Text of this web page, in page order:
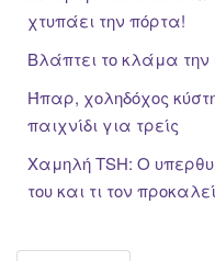
χτυπάει την πόρτα!
Βλάπτει το κλάμα
Ήπαρ, χοληδόχος
παιχνίδι για τρείς
Χαμηλή TSH: Ο
του και τι τον προκαλεί